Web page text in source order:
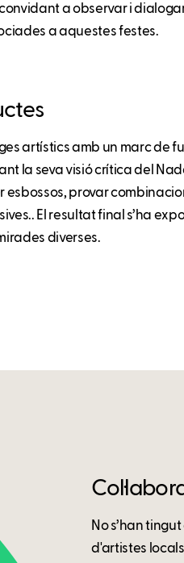
a observar i
a aquestes festes.
artístics amb un marc de
la seva visió crítica del
provar
El resultat final s’ha
diverses.
No s’han
d'artistes